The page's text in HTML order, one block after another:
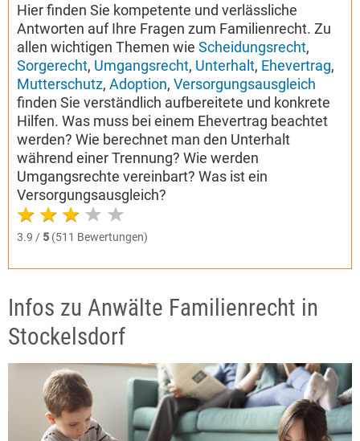
Hier finden Sie kompetente und verlässliche
Antworten auf Ihre Fragen zum Familienrecht. Zu
allen wichtigen Themen wie Scheidungsrecht,
Sorgerecht, Umgangsrecht, Unterhalt, Ehevertrag,
Mutterschutz, Adoption, Versorgungsausgleich
finden Sie verständlich aufbereitete und konkrete
Hilfen. Was muss bei einem Ehevertrag beachtet
werden? Wie berechnet man den Unterhalt
während einer Trennung? Wie werden
Umgangsrechte vereinbart? Was ist ein
Versorgungsausgleich?
3.9 / 5 (511 Bewertungen)
Infos zu Anwälte Familienrecht in
Stockelsdorf